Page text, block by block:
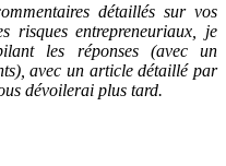
détaillés sur vos
risques entrepreneuriaux, je
les réponses (avec un
avec un article détaillé par
dévoilerai plus tard.